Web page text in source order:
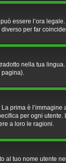
essere l’ora
per far
nella tua
pagina).
prima è
per ogni
a loro le ragioni.
tuo nome